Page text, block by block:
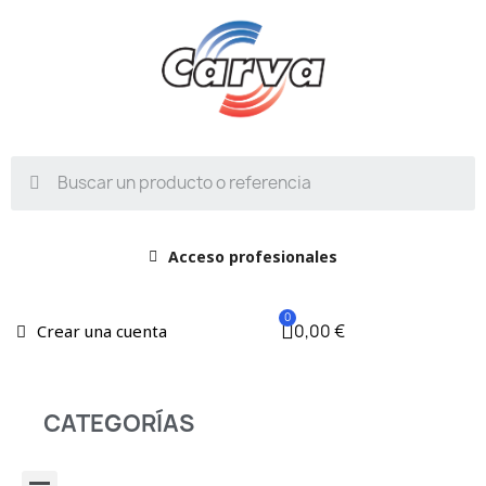
Acceso profesionales
Crear una cuenta 0,00 €
CATEGORÍAS